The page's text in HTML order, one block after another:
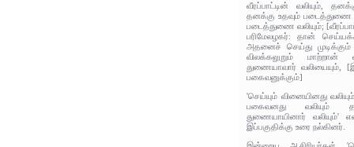
வீரப்பாட்டின் வலியும்,
தனக்கு உதவும் படைத்துணை
படைத்துணை வலியும்;
பரிமேலழகர்: தான்
அதனைச் செய்து
விலக்கலுறும் மாற்றான்
துணையாவார் வலியையும்,
பகைவனுக்கும்]
'செய்யும் வினையினது
பகைவனது வலியும்
துணையாயினார் வலியும்'
இப்பகுதிக்கு உரை நல்கினர்.